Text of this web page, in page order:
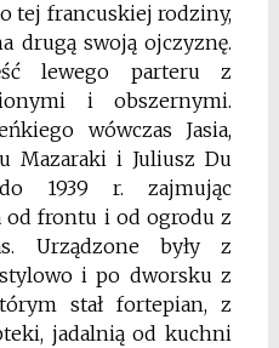
tej francuskiej rodziny,
drugą swoją ojczyznę.
lewego parteru z
i obszernymi.
wówczas Jasia,
Mazaraki i Juliusz Du
1939 r. zajmując
od frontu i od ogrodu z
Urządzone były z
i po dworsku z
stał fortepian, z
jadalnią od kuchni